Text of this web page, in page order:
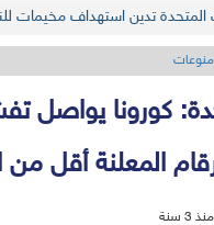
المتحدة تدين استهداف مخيمات
منوعات
كورونا يواصل
المعلنة أقل من